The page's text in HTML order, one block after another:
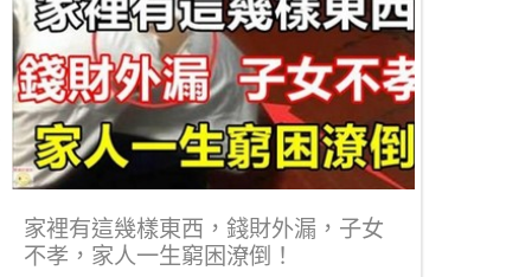
家裡有這幾樣東西，錢財外漏，子女
不孝，家人一生窮困潦倒！